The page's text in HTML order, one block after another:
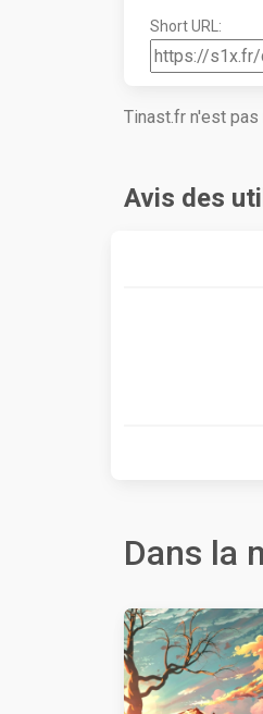
Short URL:
Tinast.fr n'est
Avis des
Dans la